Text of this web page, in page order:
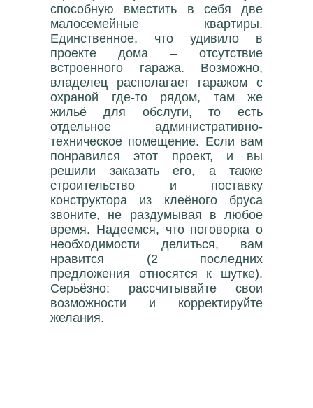
способную вместить в себя две
малосемейные квартиры.
Единственное, что удивило в
проекте дома – отсутствие
встроенного гаража. Возможно,
владелец располагает гаражом с
охраной где-то рядом, там же
жильё для обслуги, то есть
отдельное административно-
техническое помещение. Если вам
понравился этот проект, и вы
решили заказать его, а также
строительство и поставку
конструктора из клеёного бруса
звоните, не раздумывая в любое
время. Надеемся, что поговорка о
необходимости делиться, вам
нравится (2 последних
предложения относятся к шутке).
Серьёзно: рассчитывайте свои
возможности и корректируйте
желания.